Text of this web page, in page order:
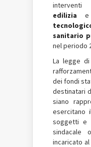
edilizia
sanitario
nel periodo
La legge di
dei fondi
destinatari
siano
esercitano
soggetti e
sindacale
incaricato